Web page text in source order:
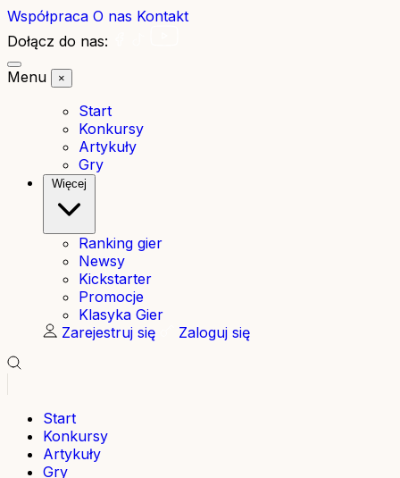
Współpraca O nas Kontakt
Dołącz do nas:
Menu
×
Start
Konkursy
Artykuły
Gry
Więcej
Ranking gier
Newsy
Kickstarter
Promocje
Klasyka Gier
Zarejestruj się
Zaloguj się
Start
Konkursy
Artykuły
Gry